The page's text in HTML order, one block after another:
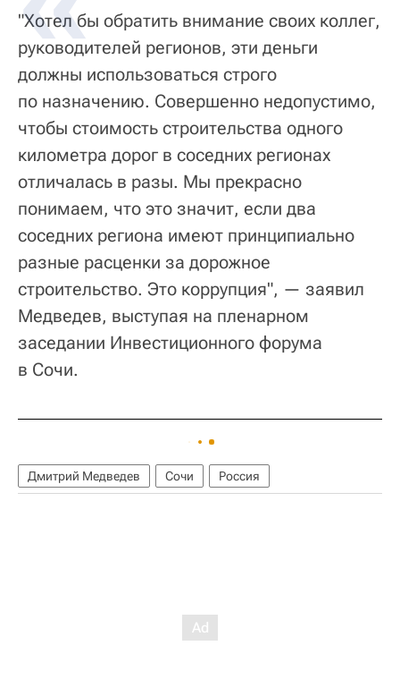
"Хотел бы обратить внимание своих коллег,
руководителей регионов, эти деньги
должны использоваться строго
по назначению. Совершенно недопустимо,
чтобы стоимость строительства одного
километра дорог в соседних регионах
отличалась в разы. Мы прекрасно
понимаем, что это значит, если два
соседних региона имеют принципиально
разные расценки за дорожное
строительство. Это коррупция", — заявил
Медведев, выступая на пленарном
заседании Инвестиционного форума
в Сочи.
Дмитрий Медведев Сочи Россия